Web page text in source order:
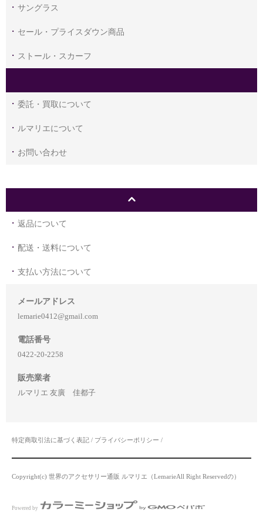
サングラス
セール・プライスダウン商品
ストール・スカーフ
委託・買取について
ルマリエについて
お問い合わせ
返品について
配送・送料について
支払い方法について
メールアドレス
lemarie0412@gmail.com
電話番号
0422-20-2258
販売業者
ルマリエ 友廣 佳都子
特定商取引法に基づく表記 / プライバシーポリシー /
Copyright(c) 世界のアクセサリー通販 ルマリエ（LemarieAll Right Reservedの）
Powered by